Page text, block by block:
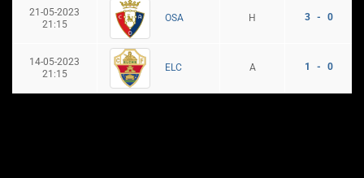
21-05-2023
21:15
OSA H 3 - 0
14-05-2023
21:15
ELC A 1 - 0